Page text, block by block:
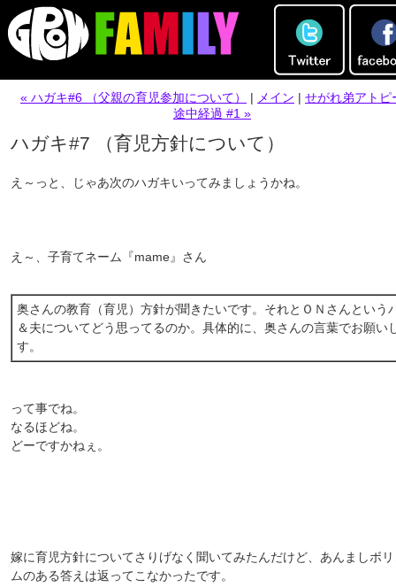
« ハガキ#6 （父親の育児参加について） | メイン | せがれ弟アトピ
途中経過 #1 »
ハガキ#7 （育児方針について）
え～っと、じゃあ次のハガキいってみましょうかね。
え～、子育てネーム『mame』さん
奥さんの教育（育児）方針が聞きたいです。それとＯＮさんという
＆夫についてどう思ってるのか。具体的に、奥さんの言葉でお願い
す。
って事でね。
なるほどね。
どーですかねぇ。
嫁に育児方針についてさりげなく聞いてみたんだけど、あんましボ
ムのある答えは返ってこなかったです。